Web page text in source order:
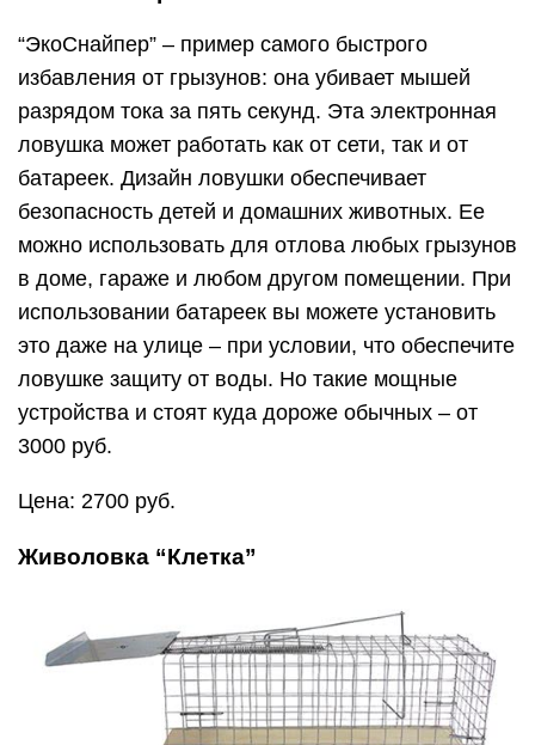
“ЭкоСнайпер” – пример самого быстрого
избавления от грызунов: она убивает мышей
разрядом тока за пять секунд. Эта электронная
ловушка может работать как от сети, так и от
батареек. Дизайн ловушки обеспечивает
безопасность детей и домашних животных. Ее
можно использовать для отлова любых грызунов
в доме, гараже и любом другом помещении. При
использовании батареек вы можете установить
это даже на улице – при условии, что обеспечите
ловушке защиту от воды. Но такие мощные
устройства и стоят куда дороже обычных – от
3000 руб.
Цена: 2700 руб.
Живоловка “Клетка”